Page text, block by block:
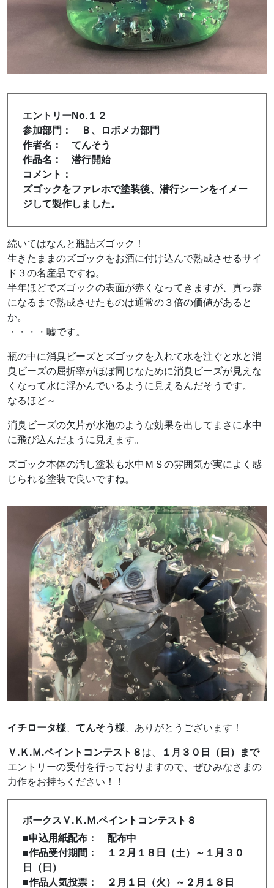
エントリーNo.１２
参加部門： Ｂ、ロボメカ部門
作者名： てんそう
作品名： 潜行開始
コメント：
ズゴックをファレホで塗装後、潜行シーンをイメー
ジして製作しました。
続いてはなんと瓶詰ズゴック！
生きたままのズゴックをお酒に付け込んで熟成させるサイ
ド３の名産品ですね。
半年ほどでズゴックの表面が赤くなってきますが、真っ赤
になるまで熟成させたものは通常の３倍の価値があると
か。
・・・・嘘です。
瓶の中に消臭ビーズとズゴックを入れて水を注ぐと水と消
臭ビーズの屈折率がほぼ同じなために消臭ビーズが見えな
くなって水に浮かんでいるように見えるんだそうです。
なるほど～
消臭ビーズの欠片が水泡のような効果を出してまさに水中
に飛び込んだように見えます。
ズゴック本体の汚し塗装も水中ＭＳの雰囲気が実によく感
じられる塗装で良いですね。
イチロータ様 てんそう様 、ありがとうございます！
Ｖ.Ｋ.Ｍ.ペイントコンテスト８ は、
１月３０日（日）まで
エントリーの受付を行っておりますので、ぜひみなさまの
力作をお持ちください！！
ボークスＶ.Ｋ.Ｍ.ペイントコンテスト８
■申込用紙配布： 配布中
■作品受付期間： １２月１８日（土）～１月３０
日（日）
■作品人気投票： ２月１日（火）～２月１８日